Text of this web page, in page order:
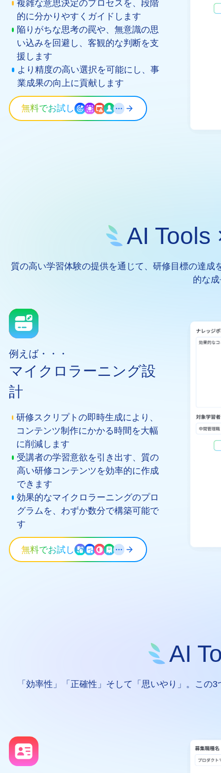
複雑な意思決定のプロセスを、段階
的に分かりやすくガイドします
陥りがちな思考の罠や、無意識の思
い込みを回避し、客観的な判断を支
援します
より精度の高い選択を可能にし、事
業成果の向上に貢献します
無料でお試し
AI Tools
質の高い学習体験の提供を通じて、研修目標の達
的な
例えば・・・
マイクロラーニング設
計
研修スクリプトの即時生成により、
コンテンツ制作にかかる時間を大幅
に削減します
受講者の学習意欲を引き出す、質の
高い研修コンテンツを効率的に作成
できます
効果的なマイクロラーニングのプロ
グラムを、わずか数分で構築可能で
す
無料でお試し
AI
「効率性」「正確性」そして「思いやり」。こ